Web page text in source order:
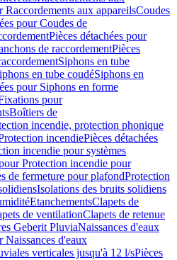
Raccordements aux appareilsCoudes
pour Coudes de
Pièces détachées pour
de raccordementPièces
Siphons en tube
en tube coudéSiphons en
pour Siphons en forme
pour
Boîtiers de
incendie, protection phonique
incendiePièces détachées
incendie pour systèmes
Protection incendie pour
de fermeture pour plafondProtection
Isolations des bruits solidiens
EtanchementsClapets de
de ventilationClapets de retenue
Geberit PluviaNaissances d'eaux
Naissances d'eaux
verticales jusqu'à 12 l/sPièces